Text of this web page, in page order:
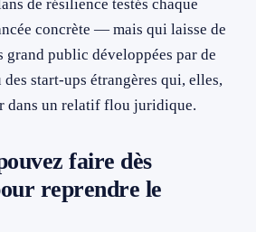
de résilience testés chaque
concrète — mais qui laisse de
grand public développées par de
start-ups étrangères qui, elles,
dans un relatif flou juridique.
faire dès
reprendre le